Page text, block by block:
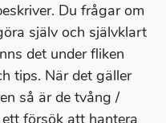
Du frågar om
själv och självklart
det under fliken
tips. När det gäller
så är de tvång /
försök att hantera